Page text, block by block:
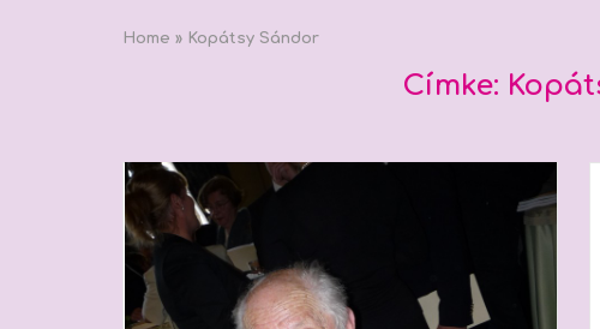
Home » Kopátsy Sándor
Címke: